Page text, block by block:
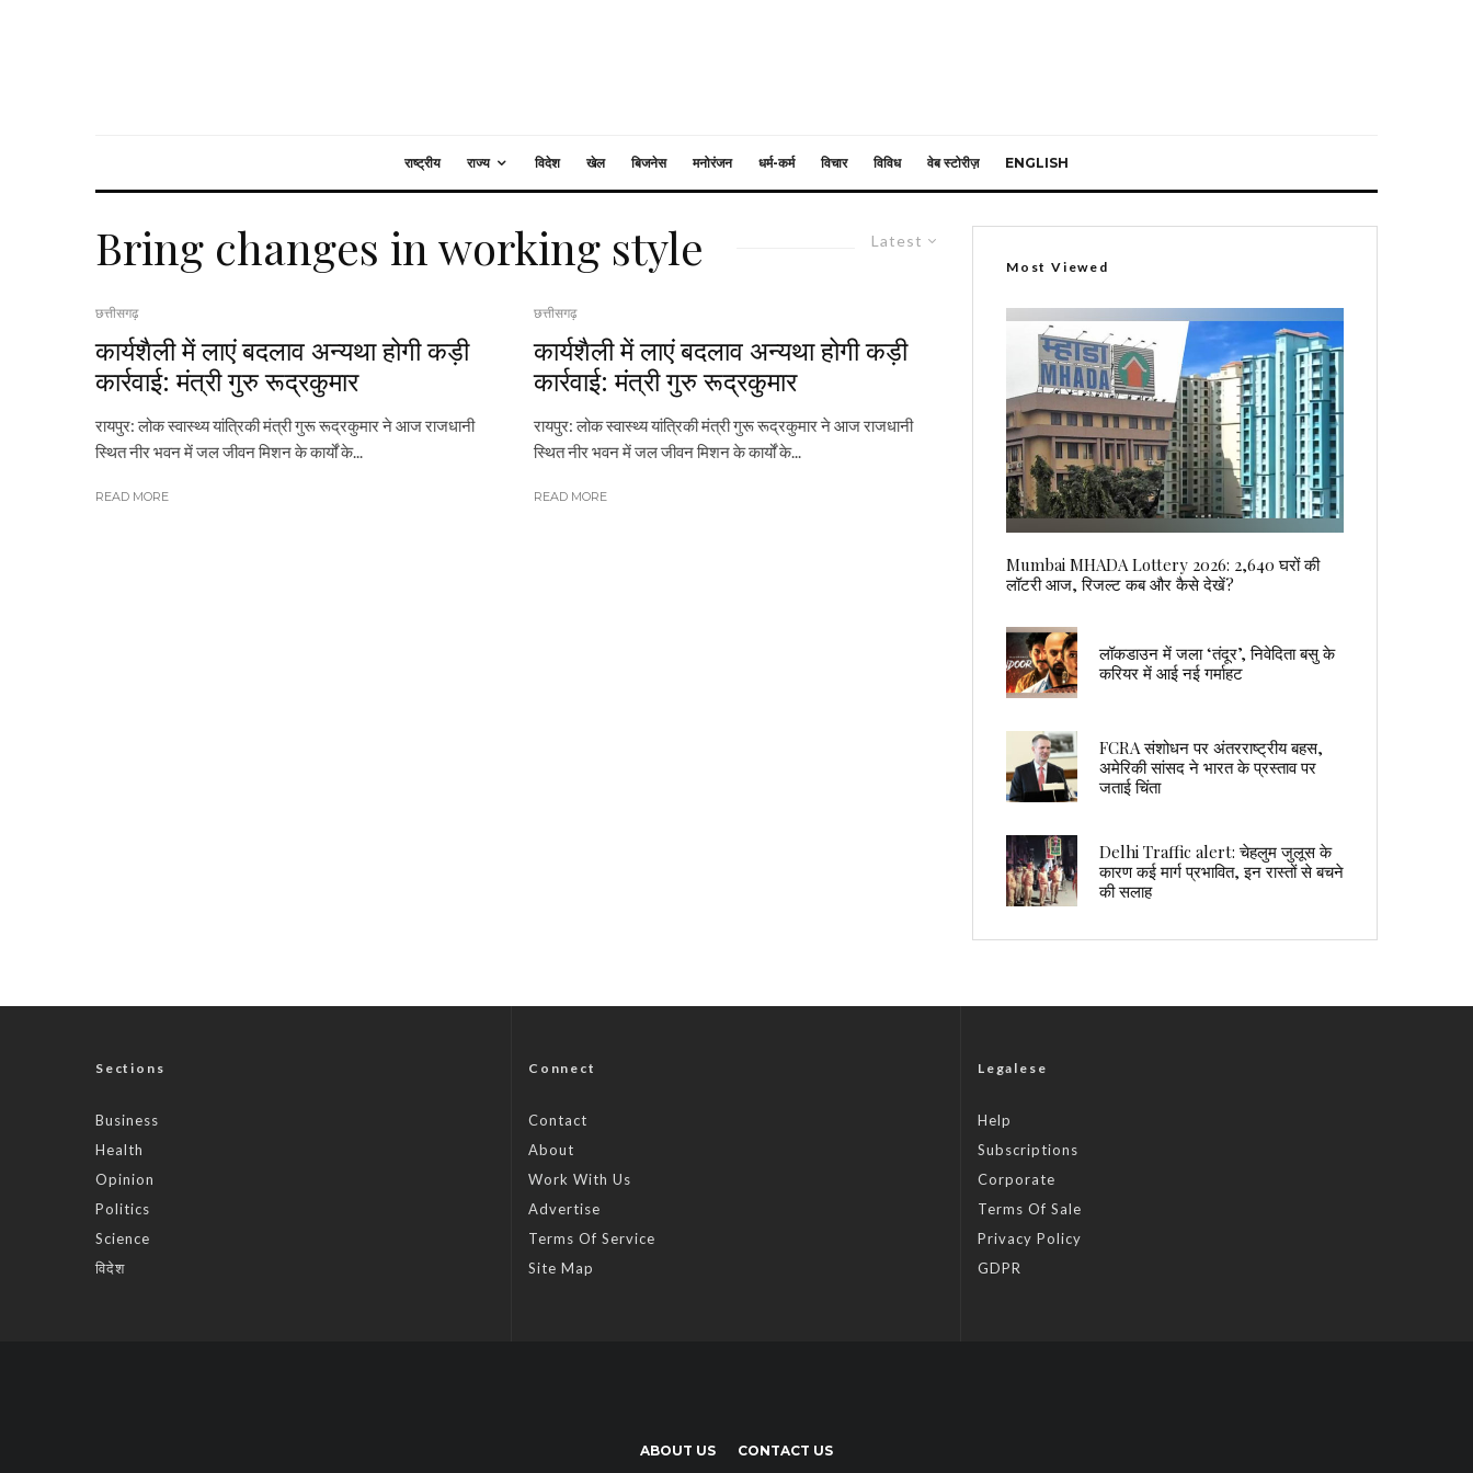
राष्ट्रीय राज्य विदेश खेल बिजनेस मनोरंजन धर्म-कर्म विचार विविध वेब स्टोरीज़ ENGLISH
Latest
Bring changes in working style
छत्तीसगढ़
कार्यशैली में लाएं बदलाव अन्यथा होगी कड़ी
कार्रवाई: मंत्री गुरु रूद्रकुमार
रायपुर: लोक स्वास्थ्य यांत्रिकी मंत्री गुरू रूद्रकुमार ने आज राजधानी
स्थित नीर भवन में जल जीवन मिशन के कार्यों के...
READ MORE
छत्तीसगढ़
कार्यशैली में लाएं बदलाव अन्यथा होगी कड़ी
कार्रवाई: मंत्री गुरु रूद्रकुमार
रायपुर: लोक स्वास्थ्य यांत्रिकी मंत्री गुरू रूद्रकुमार ने आज राजधानी
स्थित नीर भवन में जल जीवन मिशन के कार्यों के...
READ MORE
Most Viewed
Mumbai MHADA Lottery 2026: 2,640 घरों की
लॉटरी आज, रिजल्ट कब और कैसे देखें?
लॉकडाउन में जला ‘तंदूर’, निवेदिता बसु के
करियर में आई नई गर्माहट
FCRA संशोधन पर अंतरराष्ट्रीय बहस,
अमेरिकी सांसद ने भारत के प्रस्ताव पर
जताई चिंता
Delhi Traffic alert: चेहलुम जुलूस के
कारण कई मार्ग प्रभावित, इन रास्तों से बचने
की सलाह
Sections
Business
Health
Opinion
Politics
Science
विदेश
Connect
Contact
About
Work With Us
Advertise
Terms Of Service
Site Map
Legalese
Help
Subscriptions
Corporate
Terms Of Sale
Privacy Policy
GDPR
ABOUT US CONTACT US